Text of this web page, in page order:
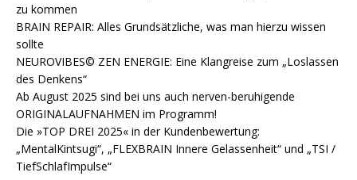
zu kommen
BRAIN REPAIR: Alles Grundsätzliche, was man hierzu wissen
sollte
NEUROVIBES© ZEN ENERGIE: Eine Klangreise zum „Loslassen
des Denkens“
Ab August 2025 sind bei uns auch nerven-beruhigende
ORIGINALAUFNAHMEN im Programm!
Die »TOP DREI 2025« in der Kundenbewertung:
„MentalKintsugi“, „FLEXBRAIN Innere Gelassenheit“ und „TSI /
TiefSchlafImpulse“